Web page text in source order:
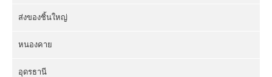
ส่งของชิ้นใหญ่
หนองคาย
อุดรธานี